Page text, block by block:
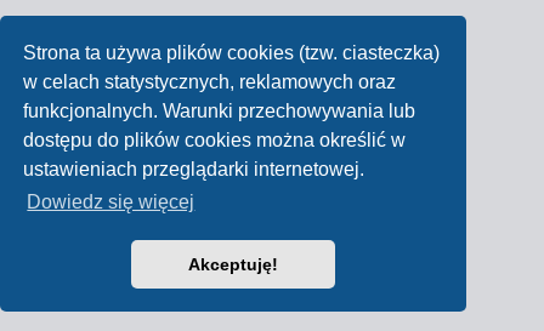
Strona ta używa plików cookies (tzw. ciasteczka)
w celach statystycznych, reklamowych oraz
funkcjonalnych. Warunki przechowywania lub
dostępu do plików cookies można określić w
ustawieniach przeglądarki internetowej.
Dowiedz się więcej
Akceptuję!